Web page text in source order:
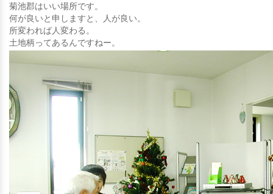
菊池郡はいい場所です。
何が良いと申しますと、人が良い。
所変われば人変わる。
土地柄ってあるんですねー。